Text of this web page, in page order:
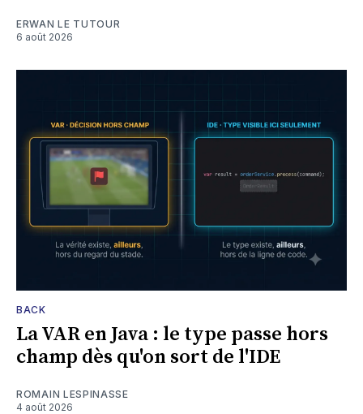
ERWAN LE TUTOUR
6 août 2026
BACK
La VAR en Java : le type passe hors
champ dès qu'on sort de l'IDE
ROMAIN LESPINASSE
4 août 2026